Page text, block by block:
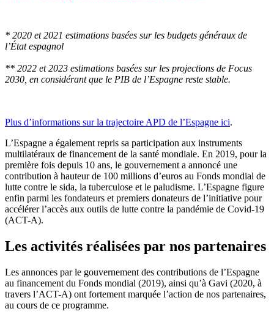
* 2020 et 2021 estimations basées sur les budgets généraux de
l’État espagnol
** 2022 et 2023 estimations basées sur les projections de Focus
2030, en considérant que le PIB de l’Espagne reste stable.
Plus d’informations sur la trajectoire APD de l’Espagne ici.
L’Espagne a également repris sa participation aux instruments
multilatéraux de financement de la santé mondiale. En 2019, pour la
première fois depuis 10 ans, le gouvernement a annoncé une
contribution à hauteur de 100 millions d’euros au Fonds mondial de
lutte contre le sida, la tuberculose et le paludisme. L’Espagne figure
enfin parmi les fondateurs et premiers donateurs de l’initiative pour
accélérer l’accès aux outils de lutte contre la pandémie de Covid-19
(ACT-A).
Les activités réalisées par nos partenaires
Les annonces par le gouvernement des contributions de l’Espagne
au financement du Fonds mondial (2019), ainsi qu’à Gavi (2020, à
travers l’ACT-A) ont fortement marquée l’action de nos partenaires,
au cours de ce programme.